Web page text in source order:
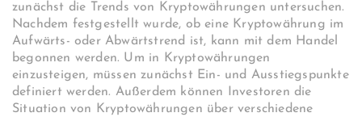
zunächst die Trends von Kryptowährungen untersuchen.
Nachdem festgestellt wurde, ob eine Kryptowährung im
Aufwärts- oder Abwärtstrend ist, kann mit dem Handel
begonnen werden. Um in Kryptowährungen
einzusteigen, müssen zunächst Ein- und Ausstiegspunkte
definiert werden. Außerdem können Investoren die
Situation von Kryptowährungen über verschiedene